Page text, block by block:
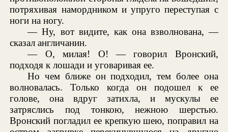
потряхивая намордником и упруго переступая с
ноги на ногу.
— Ну, вот видите, как она взволнована, —
сказал англичанин.
— О, милая! О! — говорил Вронский,
подходя к лошади и уговаривая ее.
Но чем ближе он подходил, тем более она
волновалась. Только когда он подошел к ее
голове, она вдруг затихла, и мускулы ее
затряслись под тонкою, нежною шерстью.
Вронский погладил ее крепкую шею, поправил на